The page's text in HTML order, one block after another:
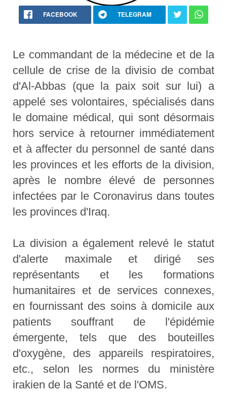
FACEBOOK TELEGRAM
Le commandant de la médecine et de la
cellule de crise de la divisio de combat
d'Al-Abbas (que la paix soit sur lui) a
appelé ses volontaires, spécialisés dans
le domaine médical, qui sont désormais
hors service à retourner immédiatement
et à affecter du personnel de santé dans
les provinces et les efforts de la division,
après le nombre élevé de personnes
infectées par le Coronavirus dans toutes
les provinces d'Iraq.
La division a également relevé le statut
d'alerte maximale et dirigé ses
représentants et les formations
humanitaires et de services connexes,
en fournissant des soins à domicile aux
patients souffrant de l'épidémie
émergente, tels que des bouteilles
d'oxygène, des appareils respiratoires,
etc., selon les normes du ministère
irakien de la Santé et de l'OMS.